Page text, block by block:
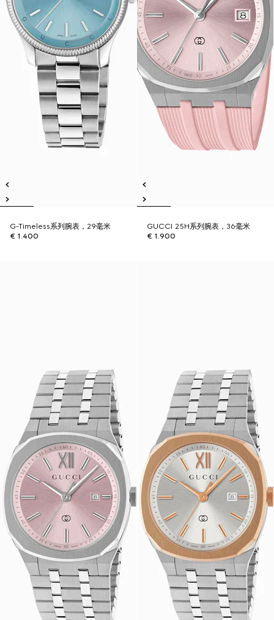
G-Timeless系列腕表，29毫米
€ 1.400
GUCCI 25H系列腕表，36毫米
€ 1.900